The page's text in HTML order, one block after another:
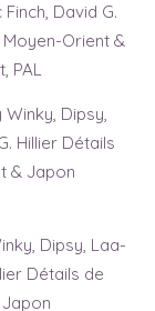
David G.
Orient &
PAL
Dipsy,
Hillier Détails
& Japon
Dipsy, Laa-
Détails de